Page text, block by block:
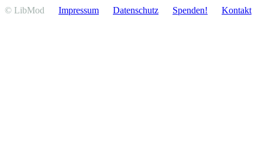
© LibMod Impressum Daten­schutz Spenden! Kontakt